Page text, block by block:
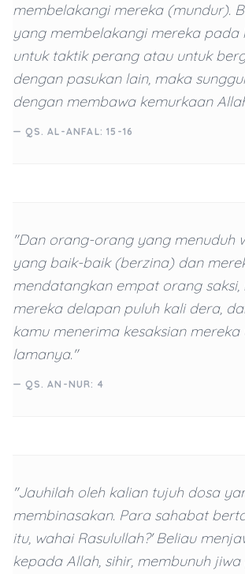
membelakangi mereka (mundur).
yang membelakangi mereka pada
untuk taktik perang atau untuk
dengan pasukan lain, maka
dengan membawa kemurkaan
— QS. AL-ANFAL: 15-16
"Dan orang-orang yang menuduh
yang baik-baik (berzina) dan
mendatangkan empat orang
mereka delapan puluh kali dera,
kamu menerima kesaksian
lamanya."
— QS. AN-NUR: 4
"Jauhilah oleh kalian tujuh dosa
membinasakan. Para sahabat
itu, wahai Rasulullah?' Beliau
kepada Allah, sihir, membunuh